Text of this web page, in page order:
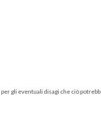
gli eventuali disagi che ciò